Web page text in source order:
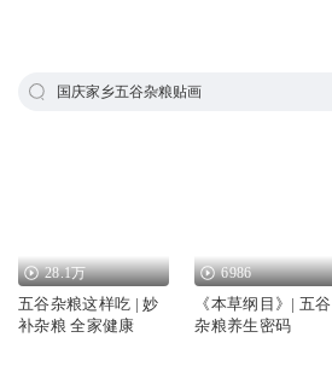
国庆家乡五谷杂粮贴画
28.1万
五谷杂粮这样吃 | 妙
补杂粮 全家健康
6986
《本草纲目》| 五谷
杂粮养生密码